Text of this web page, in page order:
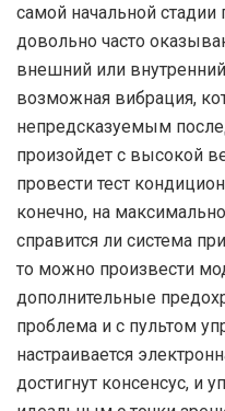
самой начальной
довольно часто
внешний или
возможная вибрация,
непредсказуемым
произойдет с высокой
провести тест
конечно, на
справится ли система
то можно произвести
дополнительные
проблема и с пультом
настраивается
достигнут консенсус, и